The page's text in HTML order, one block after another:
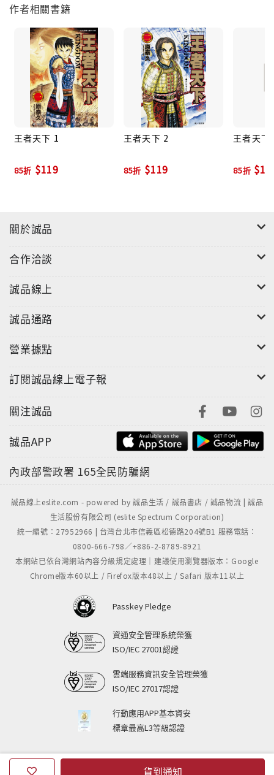
貨到通知
作者相關書籍
王者天下 1
85折 $119
王者天下 2
85折 $119
王者天下
85折
關於誠品
合作洽談
誠品線上
誠品通路
營業據點
訂閱誠品線上電子報
關注誠品
誠品APP
內政部警政署 165全民防騙網
誠品線上eslite.com - powered by 誠品生活 / 誠品書店 / 誠品物流 | 誠品
生活股份有限公司 (eslite Spectrum Corporation)
統一編號：27952966 | 台灣台北市信義區松德路204號B1 服務電話：
0800-666-798／+886-2-8789-8921
本網站已依台灣網站內容分級規定處理｜建議使用瀏覽器版本：Google
Chrome版本60以上 / Firefox版本48以上 / Safari 版本11以上
Passkey Pledge
資通安全管理系統榮獲
ISO/IEC 27001認證
雲端服務資訊安全管理榮獲
ISO/IEC 27017認證
行動應用APP基本資安
標章最高L3等級認證